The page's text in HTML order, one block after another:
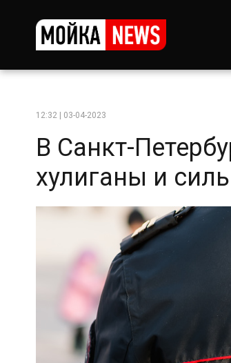
12:32 | 03-04-2023
В Санкт-
хулиганы и